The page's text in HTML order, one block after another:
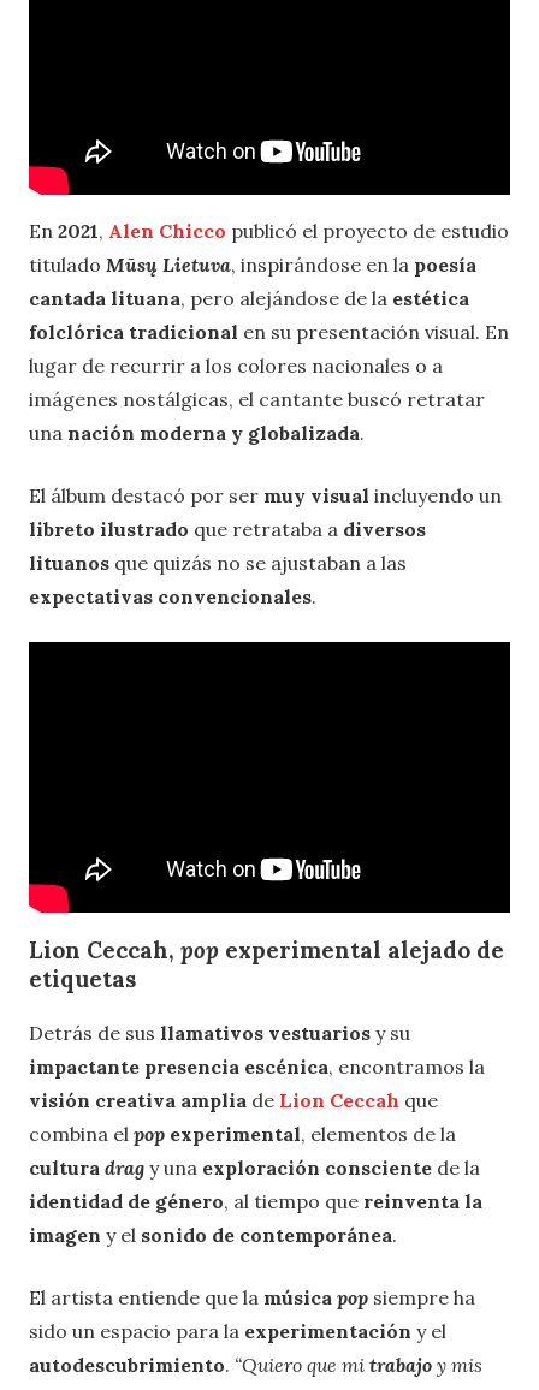
En 2021, Alen Chicco publicó el proyecto de estudio
titulado Mūsų Lietuva, inspirándose en la poesía
cantada lituana, pero alejándose de la estética
folclórica tradicional en su presentación visual. En
lugar de recurrir a los colores nacionales o a
imágenes nostálgicas, el cantante buscó retratar
una nación moderna y globalizada.
El álbum destacó por ser muy visual incluyendo un
libreto ilustrado que retrataba a diversos
lituanos que quizás no se ajustaban a las
expectativas convencionales.
Lion Ceccah, pop experimental alejado de
etiquetas
Detrás de sus llamativos vestuarios y su
impactante presencia escénica, encontramos la
visión creativa amplia de Lion Ceccah que
combina el pop experimental, elementos de la
cultura drag y una exploración consciente de la
identidad de género, al tiempo que reinventa la
imagen y el sonido de contemporánea.
El artista entiende que la música pop siempre ha
sido un espacio para la experimentación y el
autodescubrimiento. “Quiero que mi trabajo y mis